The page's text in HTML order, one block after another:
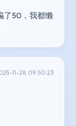
了50，我都懒
11-28 09:50:23